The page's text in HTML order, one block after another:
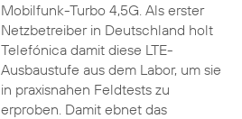
Mobilfunk-Turbo 4,5G. Als erster
Netzbetreiber in Deutschland holt
Telefónica damit diese LTE-
Ausbaustufe aus dem Labor, um sie
in praxisnahen Feldtests zu
erproben. Damit ebnet das